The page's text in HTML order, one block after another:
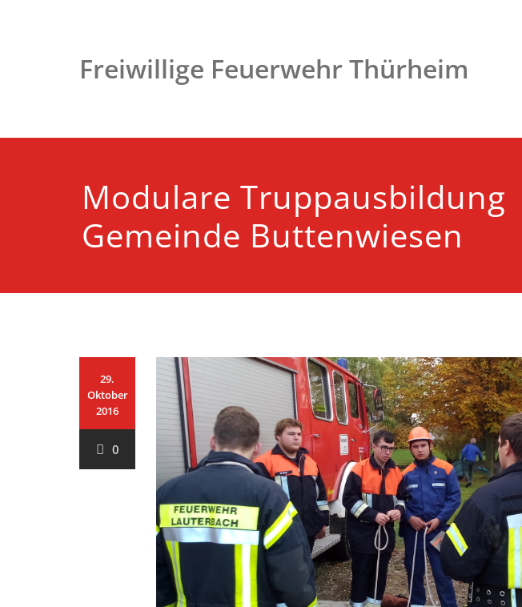
Freiwillige Feuerwehr Thürheim
Modulare Truppausbildung
Gemeinde Buttenwiesen
29.
Oktober
2016
0